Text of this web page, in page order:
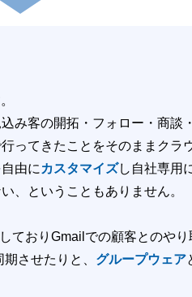
み客の開拓・フォロー・商談
ってきたことをそのままクラ
由に カスタマイズし自社専用
、ということもありません。
ておりGmailでの顧客とのやり
させたりと、 グループウェア